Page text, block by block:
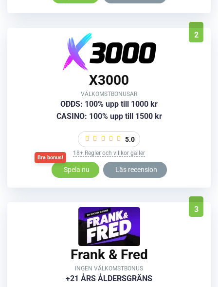
2
X3000
VÄLKOMSTBONUSAR
ODDS: 100% upp till 1000 kr
CASINO: 100% upp till 1500 kr
5.0
18+ Regler och villkor gäller
Spela nu Läs recension
3
Frank & Fred
INGEN VÄLKOMSTBONUS
+21 ÅRS ÅLDERSGRÄNS